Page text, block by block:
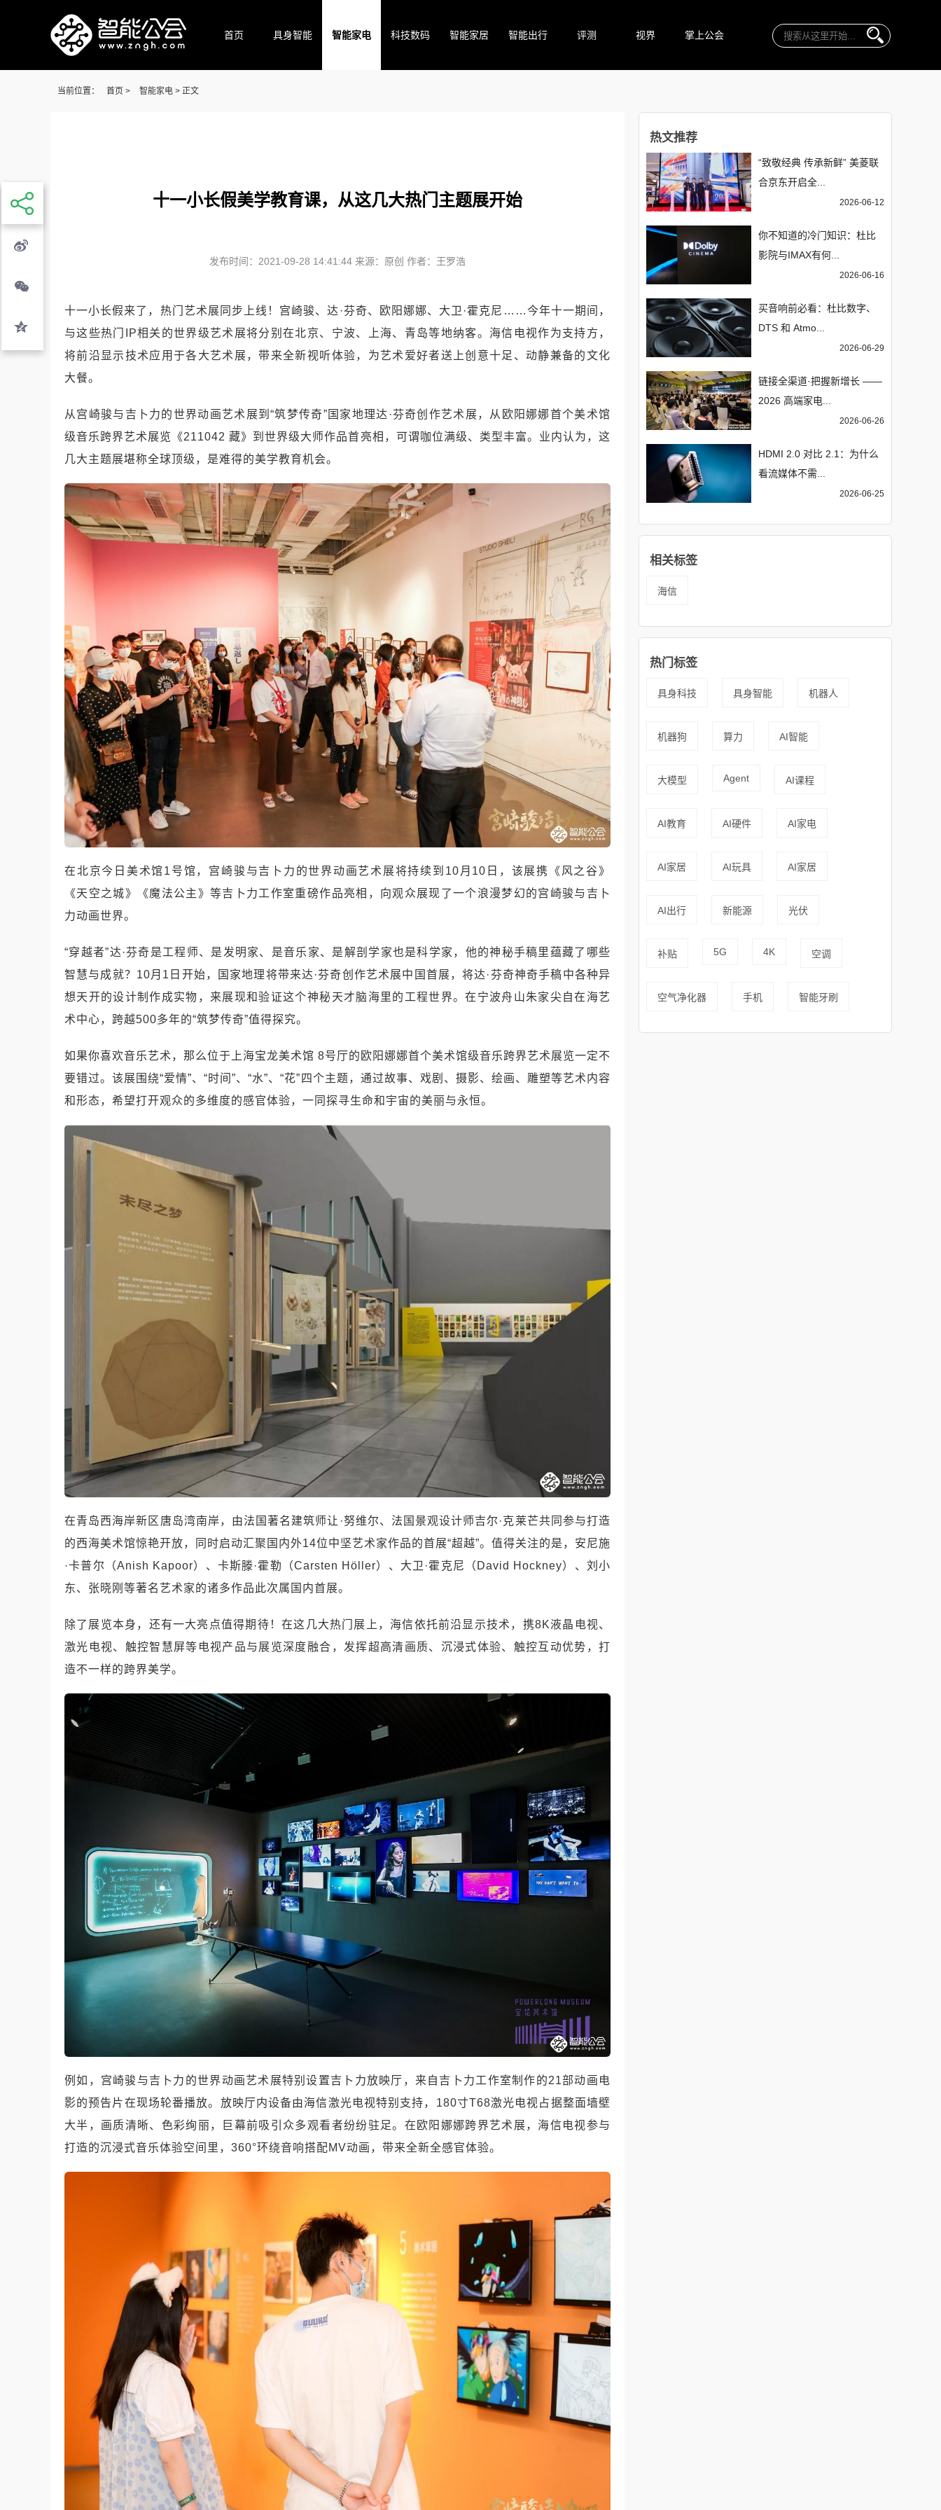
首页 具身智能 智能家电 科技数码 智能家居 智能出行 评测 视界 掌上公会
当前位置： 首页 > 智能家电 > 正文
十一小长假美学教育课，从这几大热门主题展开始
发布时间：2021-09-28 14:41:44 来源：原创 作者：王罗浩
十一小长假来了，热门艺术展同步上线！宫崎骏、达·芬奇、欧阳娜娜、大卫·霍克尼……今年十一期间，
与这些热门IP相关的世界级艺术展将分别在北京、宁波、上海、青岛等地纳客。海信电视作为支持方，
将前沿显示技术应用于各大艺术展，带来全新视听体验，为艺术爱好者送上创意十足、动静兼备的文化
大餐。
从宫崎骏与吉卜力的世界动画艺术展到“筑梦传奇”国家地理达·芬奇创作艺术展，从欧阳娜娜首个美术馆
级音乐跨界艺术展览《211042 藏》到世界级大师作品首亮相，可谓咖位满级、类型丰富。业内认为，这
几大主题展堪称全球顶级，是难得的美学教育机会。
在北京今日美术馆1号馆，宫崎骏与吉卜力的世界动画艺术展将持续到10月10日，该展携《风之谷》
《天空之城》《魔法公主》等吉卜力工作室重磅作品亮相，向观众展现了一个浪漫梦幻的宫崎骏与吉卜
力动画世界。
“穿越者”达·芬奇是工程师、是发明家、是音乐家、是解剖学家也是科学家，他的神秘手稿里蕴藏了哪些
智慧与成就？10月1日开始，国家地理将带来达·芬奇创作艺术展中国首展，将达·芬奇神奇手稿中各种异
想天开的设计制作成实物，来展现和验证这个神秘天才脑海里的工程世界。在宁波舟山朱家尖自在海艺
术中心，跨越500多年的“筑梦传奇”值得探究。
如果你喜欢音乐艺术，那么位于上海宝龙美术馆 8号厅的欧阳娜娜首个美术馆级音乐跨界艺术展览一定不
要错过。该展围绕“爱情”、“时间”、“水”、“花”四个主题，通过故事、戏剧、摄影、绘画、雕塑等艺术内容
和形态，希望打开观众的多维度的感官体验，一同探寻生命和宇宙的美丽与永恒。
在青岛西海岸新区唐岛湾南岸，由法国著名建筑师让·努维尔、法国景观设计师吉尔·克莱芒共同参与打造
的西海美术馆惊艳开放，同时启动汇聚国内外14位中坚艺术家作品的首展“超越”。值得关注的是，安尼施
·卡普尔（Anish Kapoor）、卡斯滕·霍勒（Carsten Höller）、大卫·霍克尼（David Hockney）、刘小
东、张晓刚等著名艺术家的诸多作品此次属国内首展。
除了展览本身，还有一大亮点值得期待！在这几大热门展上，海信依托前沿显示技术，携8K液晶电视、
激光电视、触控智慧屏等电视产品与展览深度融合，发挥超高清画质、沉浸式体验、触控互动优势，打
造不一样的跨界美学。
例如，宫崎骏与吉卜力的世界动画艺术展特别设置吉卜力放映厅，来自吉卜力工作室制作的21部动画电
影的预告片在现场轮番播放。放映厅内设备由海信激光电视特别支持，180寸T68激光电视占据整面墙壁
大半，画质清晰、色彩绚丽，巨幕前吸引众多观看者纷纷驻足。在欧阳娜娜跨界艺术展，海信电视参与
打造的沉浸式音乐体验空间里，360°环绕音响搭配MV动画，带来全新全感官体验。
热文推荐
“致敬经典 传承新鲜” 美菱联
合京东开启全...
2026-06-12
你不知道的冷门知识：杜比
影院与IMAX有何...
2026-06-16
买音响前必看：杜比数字、
DTS 和 Atmo...
2026-06-29
链接全渠道·把握新增长 ——
2026 高端家电...
2026-06-26
HDMI 2.0 对比 2.1：为什么
看流媒体不需...
2026-06-25
相关标签
海信
热门标签
具身科技 具身智能 机器人
机器狗 算力 AI智能
大模型 Agent AI课程
AI教育 AI硬件 AI家电
AI家居 AI玩具 AI家居
AI出行 新能源 光伏
补贴 5G 4K 空调
空气净化器 手机 智能牙刷